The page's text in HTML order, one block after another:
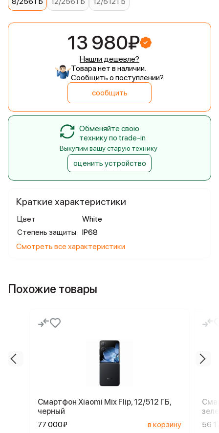
Краткие характеристики
Цвет
White
Степень защиты
IP68
Смотреть все характеристики
13 980₽
Нашли дешевле?
Товара нет в наличии.
Сообщить о поступлении?
сообщить
Обменяйте свою
технику по trade-in
Выкупим вашу старую технику
оценить устройство
Похожие товары
Смартфон Xiaomi Mix Flip, 12/512 ГБ,
черный
77 000₽
в корзину
56